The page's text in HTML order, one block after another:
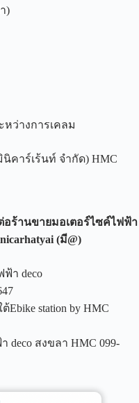
)
หว่างการเคลม
คาร์เร้นท์ จำกัด) HMC
ร้านขายมอเตอร์ไซค์ไฟฟ้า
(มี@)
า deco
station by HMC
deco สงขลา HMC 099-